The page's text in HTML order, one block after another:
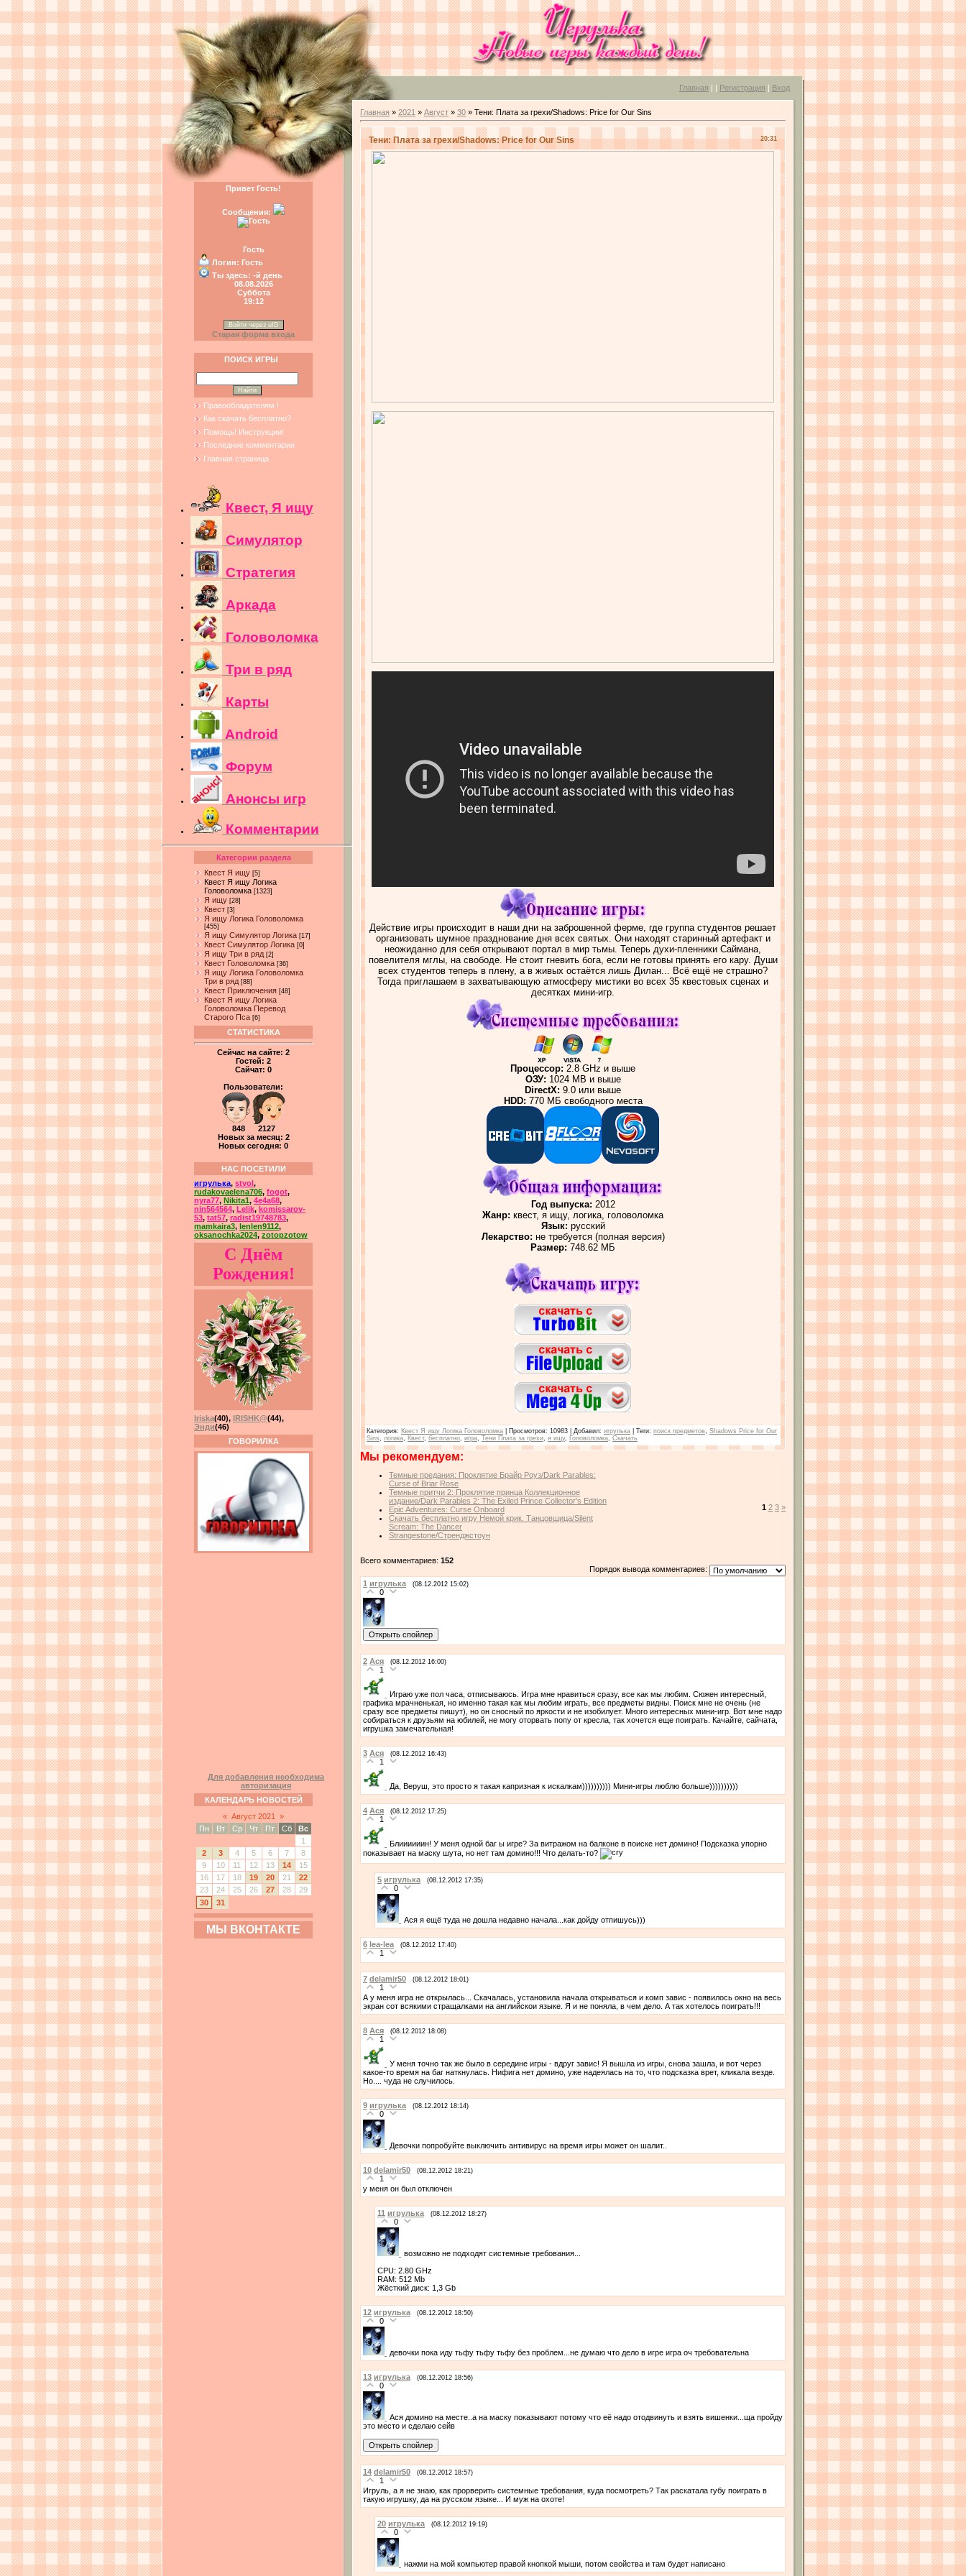
Главная | | Регистрация | Вход
Привет Гость!
Сообщения:
Гость
Логин: Гость
Ты здесь: -й день
08.08.2026
Суббота
19:12
Войти через uID
Старая форма входа
ПОИСК ИГРЫ
Правообладателям !
Как скачать бесплатно?
Помощь! Инструкции!
Последние комментарии
Главная страница
Квест, Я ищу
Симулятор
Стратегия
Аркада
Головоломка
Три в ряд
Карты
Android
Форум
Анонсы игр
Комментарии
Категории раздела
Квест Я ищу [5]
Квест Я ищу Логика
Головоломка [1323]
Я ищу [28]
Квест [3]
Я ищу Логика Головоломка
[455]
Я ищу Симулятор Логика [17]
Квест Симулятор Логика [0]
Я ищу Три в ряд [2]
Квест Головоломка [36]
Я ищу Логика Головоломка
Три в ряд [88]
Квест Приключения [48]
Квест Я ищу Логика
Головоломка Перевод
Старого Пса [6]
СТАТИСТИКА
Сейчас на сайте: 2
Гостей: 2
Сайчат: 0
Пользователи:
848 2127
Новых за месяц: 2
Новых сегодня: 0
НАС ПОСЕТИЛИ
игрулька, stvol ,
rudakovaelena706, fogot,
nyra77, Nikita1, 4e4a68,
nin564564, Lelik, komissarov-
53, tat57, radist19748783,
mamkaira3, lenlen9112,
oksanochka2024, zotopzotow
С Днём
Рождения!
Iriska(40), IRISHK@(44),
Энди(46)
ГОВОРИЛКА
Для добавления необходима
авторизация
КАЛЕНДАРЬ НОВОСТЕЙ
« Август 2021
»
Пн
Вт Ср Чт Пт Сб
Вс
1
2
3 4 5 6 7
8
9
10 11 12 13 14
15
16
17 18 19 20 21
22
23
24 25 26 27 28
29
30
31
МЫ ВКОНТАКТЕ
Главная » 2021 » Август » 30 » Тени: Плата за грехи/Shadows: Price for Our Sins
20:31
Тени: Плата за грехи/Shadows: Price for Our Sins
Действие игры происходит в наши дни на заброшенной ферме, где группа студентов решает
организовать шумное празднование дня всех святых. Они находят старинный артефакт и
неожиданно для себя открывают портал в мир тьмы. Теперь духи-пленники Саймана,
повелителя мглы, на свободе. Не стоит гневить бога, если не готовы принять его кару. Души
всех студентов теперь в плену, а в живых остаётся лишь Дилан... Всё ещё не страшно?
Тогда приглашаем в захватывающую атмосферу мистики во всех 35 квестовых сценах и
десятках мини-игр.
Процессор: 2.8 GHz и выше
ОЗУ: 1024 MB и выше
DirectX: 9.0 или выше
HDD: 770 МБ свободного места
Год выпуска: 2012
Жанр: квест, я ищу, логика, головоломка
Язык: русский
Лекарство: не требуется (полная версия)
Размер: 748.62 МБ
Категория: Квест Я ищу Логика Головоломка Просмотров: 10983 | Добавил: игрулька Теги: поиск предметов Shadows Price for Our
Sins
логика Квест, бесплатно игра Тени Плата за грехи я ищу, Головоломка Скачать
Мы рекомендуем:
Темные предания: Проклятие Брайр Роуз/Dark Parables:
Curse of Briar Rose
Темные притчи 2: Проклятие принца Коллекционное
издание/Dark Parables 2: The Exiled Prince Collector's Edition
Epic Adventures: Curse Onboard
Скачать бесплатно игру Немой крик. Танцовщица/Silent
Scream: The Dancer
Strangestone/Стренджстоун
Всего комментариев: 152
1 2 3 »
Порядок вывода комментариев:
1 игрулька (08.12.2012 15:02)
0
2 Ася (08.12.2012 16:00)
1
Играю уже пол часа, отписываюсь. Игра мне нравиться сразу, все как мы любим. Сюжен интересный,
графика мрачненькая, но именно такая как мы любим играть, все предметы видны. Поиск мне не очень (не
сразу все предметы пишут), но он сносный по яркости и не изобилует. Много интересных мини-игр. Вот мне надо
собираться к друзьям на юбилей, не могу оторвать попу от кресла, так хочется еще поиграть. Качайте, сайчата,
игрушка замечательная!
3 Ася (08.12.2012 16:43)
1
Да, Веруш, это просто я такая капризная к искалкам)))))))))) Мини-игры люблю больше))))))))))
4 Ася (08.12.2012 17:25)
1
Блиииииин! У меня одной баг ы игре? За витражом на балконе в поиске нет домино! Подсказка упорно
показывает на маску шута, но нет там домино!!! Что делать-то?
5 игрулька (08.12.2012 17:35)
0
Ася я ещё туда не дошла недавно начала...как дойду отпишусь)))
6 lea-lea (08.12.2012 17:40)
1
7 delamir50 (08.12.2012 18:01)
1
А у меня игра не открылась... Скачалась, установила начала открываться и комп завис - появилось окно на весь
экран сот всякими стращалками на английскои языке. Я и не поняла, в чем дело. А так хотелось поиграть!!!
8 Ася (08.12.2012 18:08)
1
У меня точно так же было в середине игры - вдруг завис! Я вышла из игры, снова зашла, и вот через
какое-то время на баг наткнулась. Нифига нет домино, уже надеялась на то, что подсказка врет, кликала везде.
Но.... чуда не случилось.
9 игрулька (08.12.2012 18:14)
0
Девочки попробуйте выключить антивирус на время игры может он шалит..
10 delamir50 (08.12.2012 18:21)
1
у меня он был отключен
11 игрулька (08.12.2012 18:27)
0
возможно не подходят системные требования...
CPU: 2.80 GHz
RAM: 512 Mb
Жёсткий диск: 1,3 Gb
12 игрулька (08.12.2012 18:50)
0
девочки пока иду тьфу тьфу тьфу без проблем...не думаю что дело в игре игра оч требовательна
13 игрулька (08.12.2012 18:56)
0
Ася домино на месте..а на маску показывают потому что её надо отодвинуть и взять вишенки...ща пройду
это место и сделаю сейв
14 delamir50 (08.12.2012 18:57)
1
Игруль, а я не знаю, как прорверить системные требования, куда посмотреть? Так раскатала губу поиграть в
такую игрушку, да на русском языке... И муж на охоте!
20 игрулька (08.12.2012 19:19)
0
нажми на мой компьютер правой кнопкой мыши, потом свойства и там будет написано